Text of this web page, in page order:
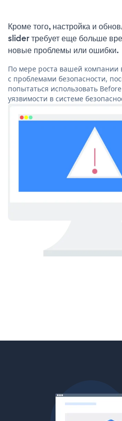
Кроме того, настройка и
slider требует еще больше
новые проблемы или ошибки.
По мере роста вашей компании
с проблемами безопасности,
попытаться использовать
уязвимости в системе